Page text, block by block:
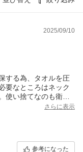
2025/09/10
する為、タオルを圧
要なところはネック
使い捨てなのも衛生
さらに表示
参考になった